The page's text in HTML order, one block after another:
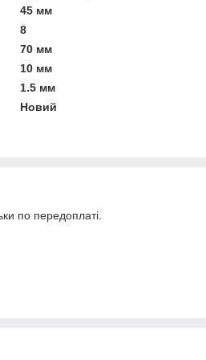
45 мм
8
70 мм
10 мм
1.5 мм
Новий
по передоплаті.